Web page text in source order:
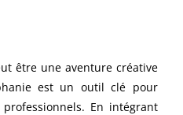
être une aventure créative
est un outil clé pour
En intégrant